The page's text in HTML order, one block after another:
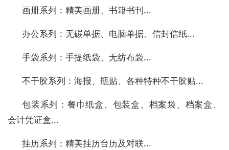
画册系列：精美画册、书籍书刊...
办公系列：无碳单据、电脑单据、信封信纸...
手袋系列：手提纸袋、无纺布袋...
不干胶系列：海报、瓶贴、各种特种不干胶贴...
包装系列：餐巾纸盒、包装盒、档案袋、档案盒、
会计凭证盒...
挂历系列：精美挂历台历及对联...